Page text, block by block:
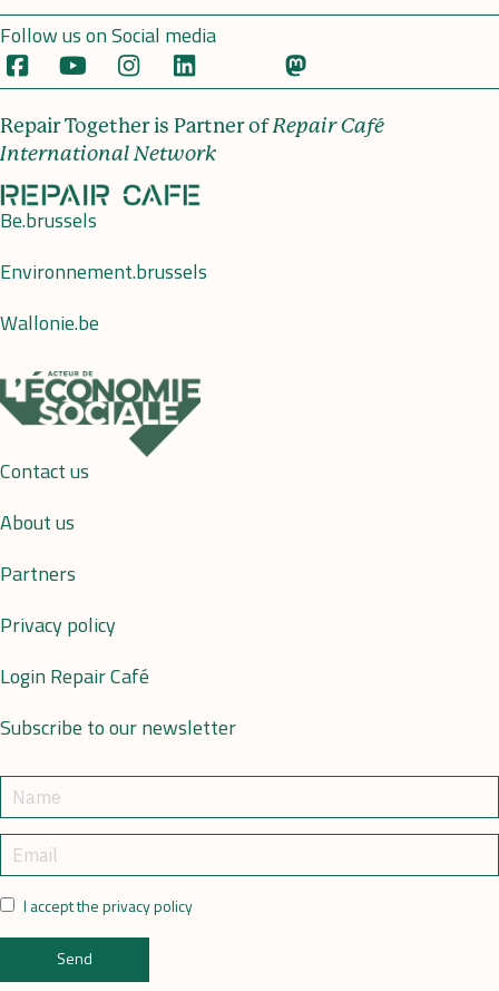
Follow us on Social media
Repair Together is Partner ofRepair Café
International Network
Be.brussels
Environnement.brussels
Wallonie.be
Contact us
About us
Partners
Privacy policy
Login Repair Café
Subscribe to our newsletter
I accept the privacy policy
Send